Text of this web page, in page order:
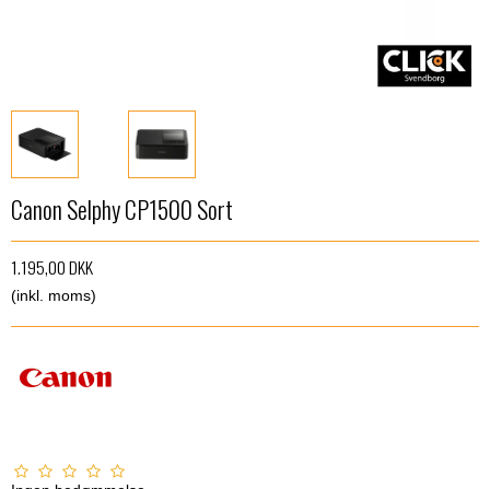
Canon Selphy CP1500 Sort
1.195,00 DKK
(inkl. moms)